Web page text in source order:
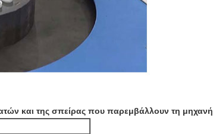
και της σπείρας που παρεμβάλλουν τη μηχανή